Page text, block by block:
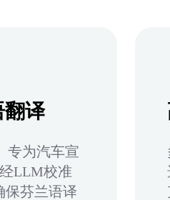
翻译
专为汽车宣
LLM校准
保芬兰语译